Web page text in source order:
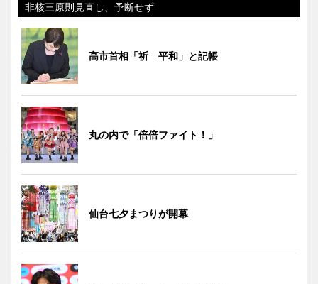
非核三原則見直し、予断せず
高市首相「祈 平和」と記帳
丸の内で「倍倍ファイト！」
仙台七夕まつりが開幕